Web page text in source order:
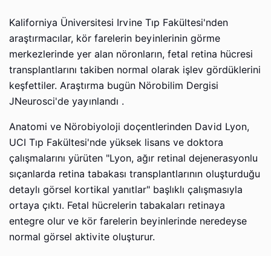
Kaliforniya Üniversitesi Irvine Tıp Fakültesi'nden
araştırmacılar, kör farelerin beyinlerinin görme
merkezlerinde yer alan nöronların, fetal retina hücresi
transplantlarını takiben normal olarak işlev gördüklerini
keşfettiler. Araştırma bugün Nörobilim Dergisi
JNeurosci'de yayınlandı .
Anatomi ve Nörobiyoloji doçentlerinden David Lyon,
UCI Tıp Fakültesi'nde yüksek lisans ve doktora
çalışmalarını yürüten "Lyon, ağır retinal dejenerasyonlu
sıçanlarda retina tabakası transplantlarının oluşturduğu
detaylı görsel kortikal yanıtlar" başlıklı çalışmasıyla
ortaya çıktı. Fetal hücrelerin tabakaları retinaya
entegre olur ve kör farelerin beyinlerinde neredeyse
normal görsel aktivite oluşturur.